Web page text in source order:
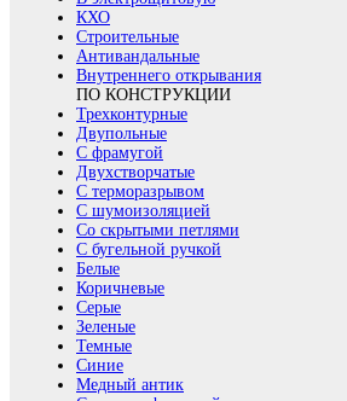
КХО
Строительные
Антивандальные
Внутреннего открывания
ПО КОНСТРУКЦИИ
Трехконтурные
Двупольные
С фрамугой
Двухстворчатые
С терморазрывом
С шумоизоляцией
Со скрытыми петлями
С бугельной ручкой
Белые
Коричневые
Серые
Зеленые
Темные
Синие
Медный антик